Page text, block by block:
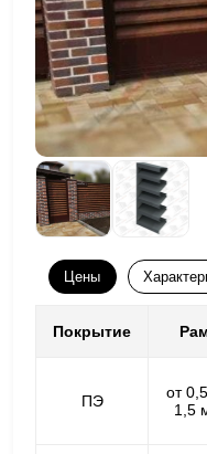
Цены
Покрытие
ПЭ
от
1,5